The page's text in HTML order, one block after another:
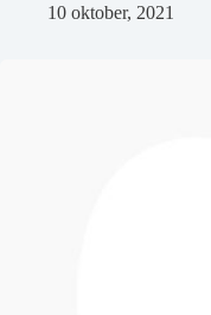
10 oktober, 2021